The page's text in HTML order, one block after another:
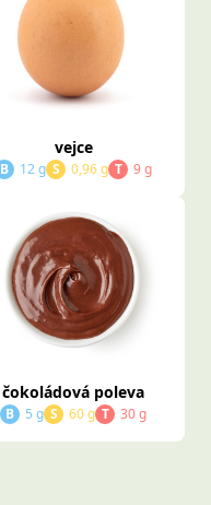
vejce
B 12 g S 0,96 g T 9 g
čokoládová poleva
B 5 g S 60 g T 30 g